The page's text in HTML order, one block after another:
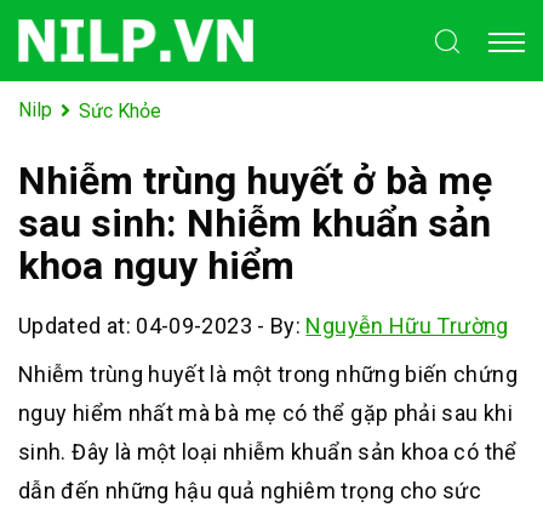
Nilp Sức Khỏe
Nhiễm trùng huyết ở bà mẹ
sau sinh: Nhiễm khuẩn sản
khoa nguy hiểm
Updated at: 04-09-2023 - By: Nguyễn Hữu Trường
Nhiễm trùng huyết là một trong những biến chứng
nguy hiểm nhất mà bà mẹ có thể gặp phải sau khi
sinh. Đây là một loại nhiễm khuẩn sản khoa có thể
dẫn đến những hậu quả nghiêm trọng cho sức